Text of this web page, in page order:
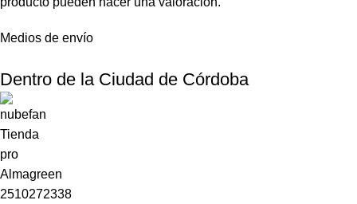
Medios de envío
Dentro de la Ciudad de Córdoba